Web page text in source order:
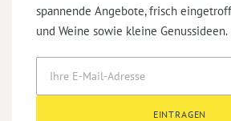
spannende Angebote, frisch
und Weine sowie kleine Genussideen.
EINTRAGEN